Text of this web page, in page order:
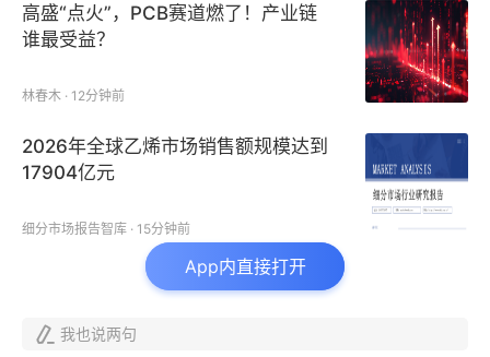
App内直接打开
高盛“点火”，PCB赛道燃了！产业链
谁最受益？
林春木 · 12分钟前
2026年全球乙烯市场销售额规模达到
17904亿元
细分市场报告智库 · 15分钟前
 我也说两句